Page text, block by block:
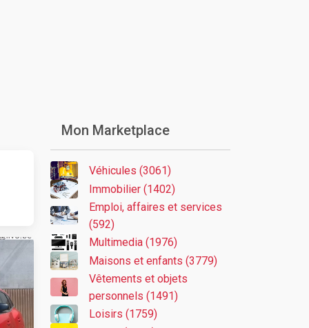
Mon Marketplace
Véhicules (3061)
Immobilier (1402)
Emploi, affaires et services
(592)
Multimedia (1976)
Maisons et enfants (3779)
Vêtements et objets
personnels (1491)
Loisirs (1759)